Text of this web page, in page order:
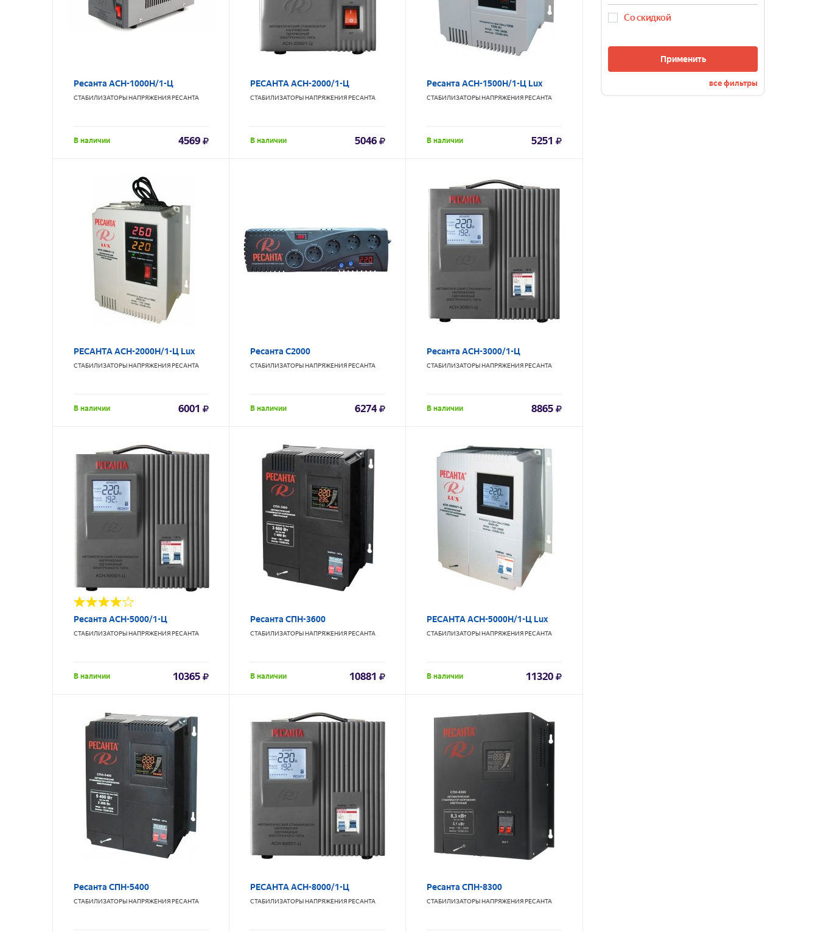
Ресанта АСН-1000Н/1-Ц
СТАБИЛИЗАТОРЫ НАПРЯЖЕНИЯРЕСАНТА
В наличии 4569
РЕСАНТА АСН-2000/1-Ц
СТАБИЛИЗАТОРЫ НАПРЯЖЕНИЯРЕСАНТА
В наличии 5046
Ресанта АСН-1500Н/1-Ц Lux
СТАБИЛИЗАТОРЫ НАПРЯЖЕНИЯРЕСАНТА
В наличии 5251
РЕСАНТА АСН-2000Н/1-Ц Lux
СТАБИЛИЗАТОРЫ НАПРЯЖЕНИЯРЕСАНТА
В наличии 6001
Ресанта С2000
СТАБИЛИЗАТОРЫ НАПРЯЖЕНИЯРЕСАНТА
В наличии 6274
Ресанта АСН-3000/1-Ц
СТАБИЛИЗАТОРЫ НАПРЯЖЕНИЯРЕСАНТА
В наличии 8865
Ресанта АСН-5000/1-Ц
СТАБИЛИЗАТОРЫ НАПРЯЖЕНИЯРЕСАНТА
В наличии 10365
Ресанта СПН-3600
СТАБИЛИЗАТОРЫ НАПРЯЖЕНИЯРЕСАНТА
В наличии 10881
РЕСАНТА АСН-5000Н/1-Ц Lux
СТАБИЛИЗАТОРЫ НАПРЯЖЕНИЯРЕСАНТА
В наличии 11320
Ресанта СПН-5400
СТАБИЛИЗАТОРЫ НАПРЯЖЕНИЯРЕСАНТА
РЕСАНТА АСН-8000/1-Ц
СТАБИЛИЗАТОРЫ НАПРЯЖЕНИЯРЕСАНТА
Ресанта СПН-8300
СТАБИЛИЗАТОРЫ НАПРЯЖЕНИЯРЕСАНТА
Со скидкой
Применить
все фильтры